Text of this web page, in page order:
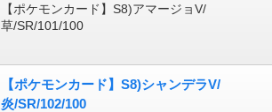
【ポケモンカード】S8)アマージョV/
草/SR/101/100
【ポケモンカード】S8)シャンデラV/
炎/SR/102/100